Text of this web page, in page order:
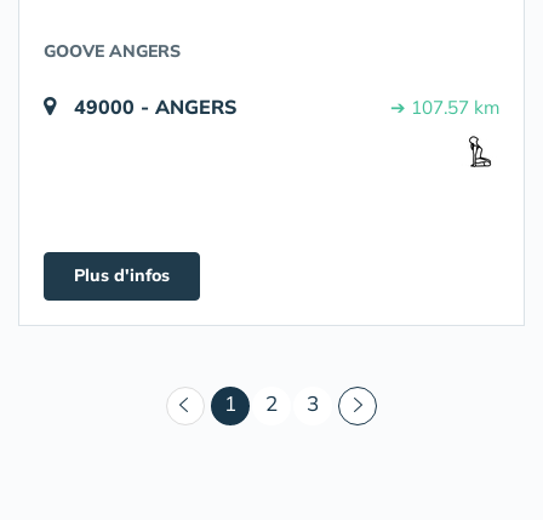
GOOVE ANGERS
49000 - ANGERS ➔ 107.57 km
Plus d'infos
1 (courant)
2 3